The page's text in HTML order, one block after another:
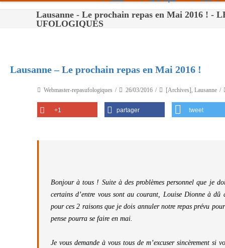
Paris
Tours
Lausanne - Le prochain repas en Mai 2016 ! -
UFOLOGIQUES
Lausanne – Le prochain repas en Mai 2016 !
Webmaster-repasufologiques 26/03/2016 [Archives], Lausanne
+1 partager tweet
Bonjour à tous ! Suite à des problèmes personnel que je
certains d’entre vous sont au courant, Louise Dionne à
pour ces 2 raisons que je dois annuler notre repas prévu
pense pourra se faire en mai.
Je vous demande à vous tous de m’excuser sincèrement